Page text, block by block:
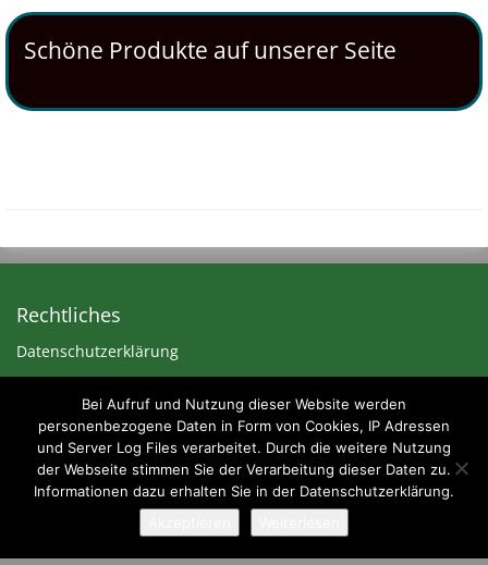
Schöne Produkte auf unserer Seite
Rechtliches
Datenschutzerklärung
Impressum
Bei Aufruf und Nutzung dieser Website werden
personenbezogene Daten in Form von Cookies, IP Adressen
und Server Log Files verarbeitet. Durch die weitere Nutzung
der Webseite stimmen Sie der Verarbeitung dieser Daten zu.
Informationen dazu erhalten Sie in der Datenschutzerklärung.